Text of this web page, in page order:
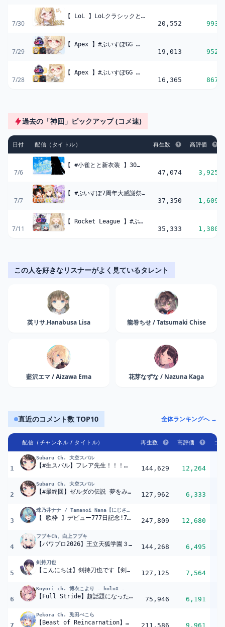
7/30
【 LoL 】LoLクラシックとやらをやるのです w/ゆうひちゃん、ちせちゃん、ぽんさん、カツディオンさん【 ぶいすぽ / 小雀とと 】
20,552 993
7/29
【 Apex 】#ぶいすぽGG 本番だ！がんばるぞー！ w/メイカさん、ゴリラさん【 ぶいすぽ / 小雀とと 】
19,013 952
7/28
【 Apex 】#ぶいすぽGG スクリム2日目！ w/メイカさん、ゴリラさん【 ぶいすぽ / 小雀とと 】
16,365 867
過去の「神回」ピックアップ (コメ速)
日付 配信（タイトル） 再生数 高評価
7/6
【 #小雀とと新衣装 】30万人ありがと～！新衣装お披露目
47,074 3,925
7/7
【 #ぶいすぽ7周年大感謝祭 】ぶいすぽ7周年だ～！！ととるなはなび視点
37,350 1,609
7/11
【 Rocket League 】#ぶいすぽGG うおー！ロケリだー！【 ぶいすぽ / 小雀とと 】
35,333 1,380
この人を好きなリスナーがよく見ているタレント
英リサ.Hanabusa Lisa 龍巻ちせ / Tatsumaki Chise
藍沢エマ / Aizawa Ema 花芽なずな / Nazuna Kaga
直近のコメント数 TOP10 全体ランキングへ →
配信（チャンネル / タイトル） 再生数 高評価 コ
1
Subaru Ch. 大空スバル
【#生スバル】フレア先生！！！ホロドリを教えてください:hololive Dreams【ホロライブ/大空スバル】 144,629 12,264
2
Subaru Ch. 大空スバル
【#最終回】ゼルダの伝説 夢をみる島やるしゅばああああああああああああああ！！！！：The Legend of Zelda: Link's Awakening【ホロライブ/大空スバル】 127,962 6,333
3
珠乃井ナナ / Tamanoi Nana【にじさんじ】
【 歌枠 】デビュー777日記念!77曲耐久歌枠? 【にじさんじ / 珠
247,809 12,680
4
フブキCh。白上フブキ
【パワプロ2026】王立天狐学園３年目夏?夏の県大会二回戦!! #パワプロケモミミリーグ【ホロライブ/白上フブキ】 144,268 6,495
5
剣持刀也
【こんにちは】剣持刀也です【剣持刀也】 127,125 7,564
6
Koyori ch. 博衣こより - holoX -
【Full Stride】超話題になった騎手になってガッツポーズするゲーム初見でやってみる！！！? 75,946 6,191
7
Pekora Ch. 兎田ぺこら
【Beast of Reincarnation】ポケモンの会社さんが作った新作ゲームやってみる！ぺこ！【ホロライブ/兎田ぺこら】※ネタバレ注意 211,586 9,961